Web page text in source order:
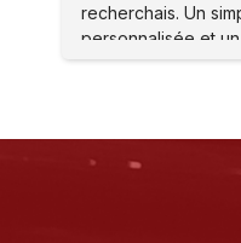
S. Ils m’ont
Mon
Merci à
Olivier. C